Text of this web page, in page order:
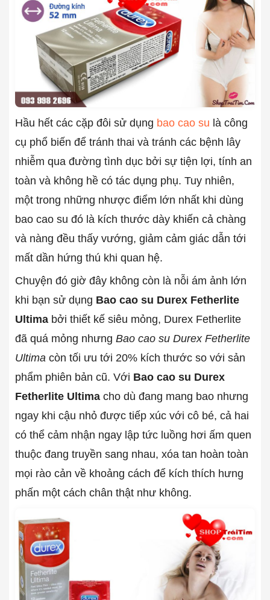
Hầu hết các cặp đôi sử dụng bao cao su là công
cụ phổ biến để tránh thai và tránh các bệnh lây
nhiễm qua đường tình dục bởi sự tiện lợi, tính an
toàn và không hề có tác dụng phụ. Tuy nhiên,
một trong những nhược điểm lớn nhất khi dùng
bao cao su đó là kích thước dày khiến cả chàng
và nàng đều thấy vướng, giảm cảm giác dẫn tới
mất dần hứng thú khi quan hệ.
Chuyện đó giờ đây không còn là nỗi ám ảnh lớn
khi bạn sử dụng Bao cao su Durex Fetherlite
Ultima bởi thiết kế siêu mỏng, Durex Fetherlite
đã quá mỏng nhưng Bao cao su Durex Fetherlite
Ultima còn tối ưu tới 20% kích thước so với sản
phẩm phiên bản cũ. Với Bao cao su Durex
Fetherlite Ultima cho dù đang mang bao nhưng
ngay khi cậu nhỏ được tiếp xúc với cô bé, cả hai
có thể cảm nhận ngay lập tức luồng hơi ấm quen
thuộc đang truyền sang nhau, xóa tan hoàn toàn
mọi rào cản về khoảng cách để kích thích hưng
phấn một cách chân thật như không.